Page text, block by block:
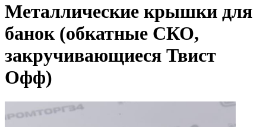
Металлические крышки для
банок (обкатные СКО,
закручивающиеся Твист
Офф)